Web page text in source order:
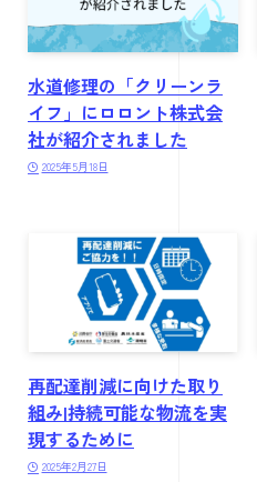
水道修理の「クリーンラ
イフ」にロロント株式会
社が紹介されました
2025年5月18日
再配達削減に向けた取り
組み|持続可能な物流を実
現するために
2025年2月27日